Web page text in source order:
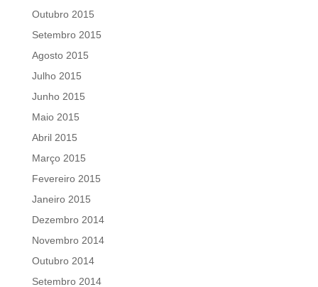
Outubro 2015
Setembro 2015
Agosto 2015
Julho 2015
Junho 2015
Maio 2015
Abril 2015
Março 2015
Fevereiro 2015
Janeiro 2015
Dezembro 2014
Novembro 2014
Outubro 2014
Setembro 2014